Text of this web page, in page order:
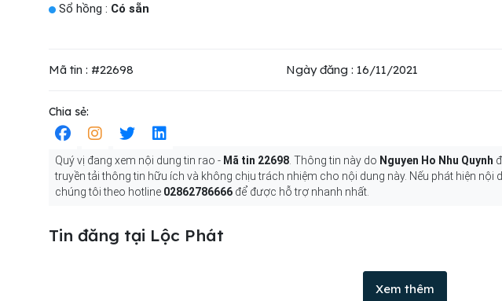
Sổ hồng : Có sẵn
Mã tin : #22698 Ngày đăng : 16/11/2021
Chia sẻ:
Quý vị đang xem nội dung tin rao - Mã tin 22698 . Thông tin này do Nguyen Ho Nhu Quynh
truyền tải thông tin hữu ích và không chịu trách nhiệm cho nội dung này. Nếu phát hiện
chúng tôi theo hotline 02862786666 để được hỗ trợ nhanh nhất.
Tin đăng tại Lộc Phát
Xem thêm